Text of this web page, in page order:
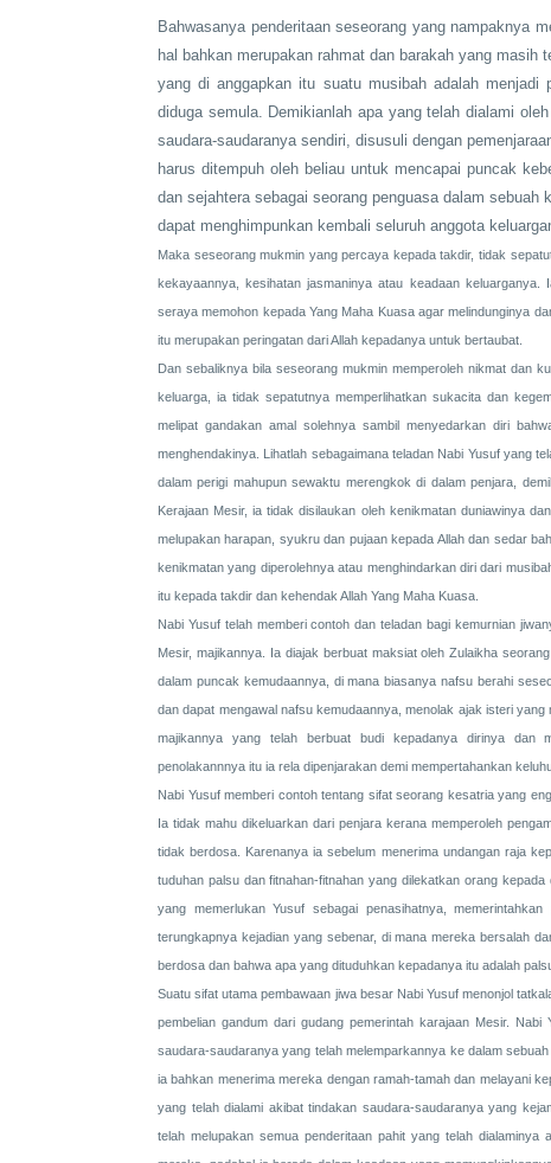
Bahwasanya penderitaan seseorang yang nampaknya
hal bahkan merupakan rahmat dan barakah yang masih
yang di anggapkan itu suatu musibah adalah menjadi
diduga semula. Demikianlah apa yang telah dialami
saudara-saudaranya sendiri, disusuli dengan
harus ditempuh oleh beliau untuk mencapai puncak
dan sejahtera sebagai seorang penguasa dalam
dapat menghimpunkan kembali seluruh anggota
Maka seseorang mukmin yang percaya kepada takdir, tidak
kekayaannya, kesihatan jasmaninya atau keadaan
seraya memohon kepada Yang Maha Kuasa agar melindunginya
itu merupakan peringatan dari Allah kepadanya untuk bertaubat.
Dan sebaliknya bila seseorang mukmin memperoleh nikmat dan
keluarga, ia tidak sepatutnya memperlihatkan sukacita dan
melipat gandakan amal solehnya sambil menyedarkan diri
menghendakinya. Lihatlah sebagaimana teladan Nabi Yusuf yang
dalam perigi mahupun sewaktu merengkok di dalam penjara,
Kerajaan Mesir, ia tidak disilaukan oleh kenikmatan duniawinya
melupakan harapan, syukru dan pujaan kepada Allah dan sedar
kenikmatan yang diperolehnya atau menghindarkan diri dari
itu kepada takdir dan kehendak Allah Yang Maha Kuasa.
Nabi Yusuf telah memberi contoh dan teladan bagi kemurnian
Mesir, majikannya. Ia diajak berbuat maksiat oleh Zulaikha
dalam puncak kemudaannya, di mana biasanya nafsu berahi
dan dapat mengawal nafsu kemudaannya, menolak ajak isteri
majikannya yang telah berbuat budi kepadanya dirinya dan
penolakannnya itu ia rela dipenjarakan demi mempertahankan
Nabi Yusuf memberi contoh tentang sifat seorang kesatria yang
Ia tidak mahu dikeluarkan dari penjara kerana memperoleh
tidak berdosa. Karenanya ia sebelum menerima undangan raja
tuduhan palsu dan fitnahan-fitnahan yang dilekatkan orang
yang memerlukan Yusuf sebagai penasihatnya,
terungkapnya kejadian yang sebenar, di mana mereka bersalah
berdosa dan bahwa apa yang dituduhkan kepadanya itu adalah
Suatu sifat utama pembawaan jiwa besar Nabi Yusuf menonjol
pembelian gandum dari gudang pemerintah karajaan Mesir.
saudara-saudaranya yang telah melemparkannya ke dalam
ia bahkan menerima mereka dengan ramah-tamah dan melayani
yang telah dialami akibat tindakan saudara-saudaranya yang
telah melupakan semua penderitaan pahit yang telah